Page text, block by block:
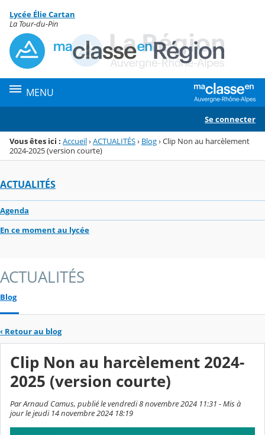
Menu de la rubrique
Contenu
Lycée Élie Cartan
La Tour-du-Pin
MENU
Se connecter
Vous êtes ici : Accueil›ACTUALITÉS› Blog›Clip Non au harcèlement
2024-2025 (version courte)
ACTUALITÉS
Agenda
En ce moment au lycée
ACTUALITÉS
Blog
‹ Retour au blog
Clip Non au harcèlement 2024-
2025 (version courte)
Par Arnaud Camus, publié le vendredi 8 novembre 2024 11:31 - Mis à
jour le jeudi 14 novembre 2024 18:19